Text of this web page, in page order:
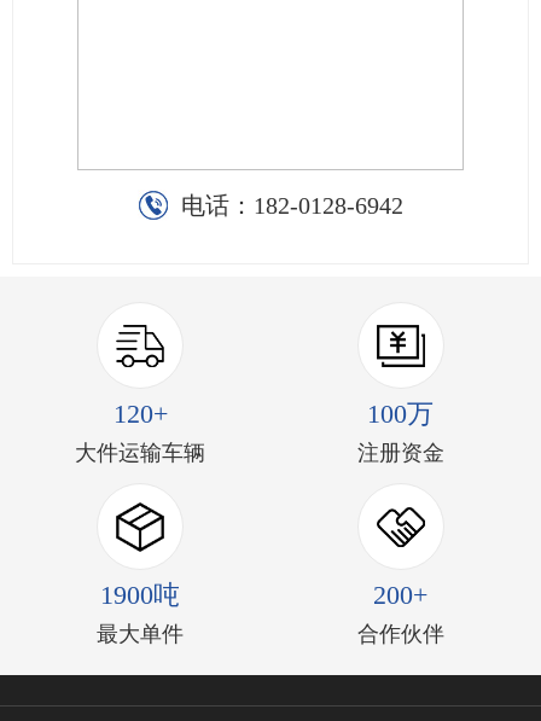
电话： 182-0128-6942
120+
大件运输车辆
100万
注册资金
1900吨
最大单件
200+
合作伙伴